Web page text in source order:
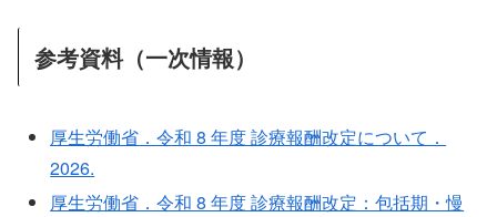
参考資料（一次情報）
厚生労働省．令和 8 年度 診療報酬改定について．
2026.
厚生労働省．令和 8 年度 診療報酬改定：包括期・慢